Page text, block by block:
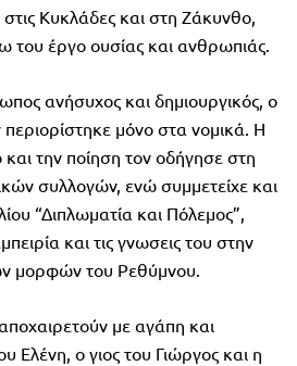
Κυκλάδες και στη Ζάκυνθο,
του έργο ουσίας και ανθρωπιάς.
ανήσυχος και δημιουργικός, ο
μόνο στα νομικά. Η
την ποίηση τον οδήγησε στη
συλλογών, ενώ συμμετείχε και
“Διπλωματία και Πόλεμος”,
και τις γνωσεις του στην
μορφών του Ρεθύμνου.
με αγάπη και
Ελένη, ο γιος του Γιώργος και η